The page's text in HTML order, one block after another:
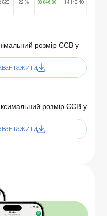
820 22 % 38 046,80 114 140,40
розмір ЄСВ у
розмір ЄСВ у